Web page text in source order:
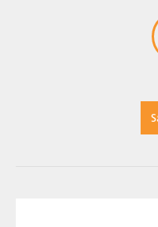
puedan visibilizar los